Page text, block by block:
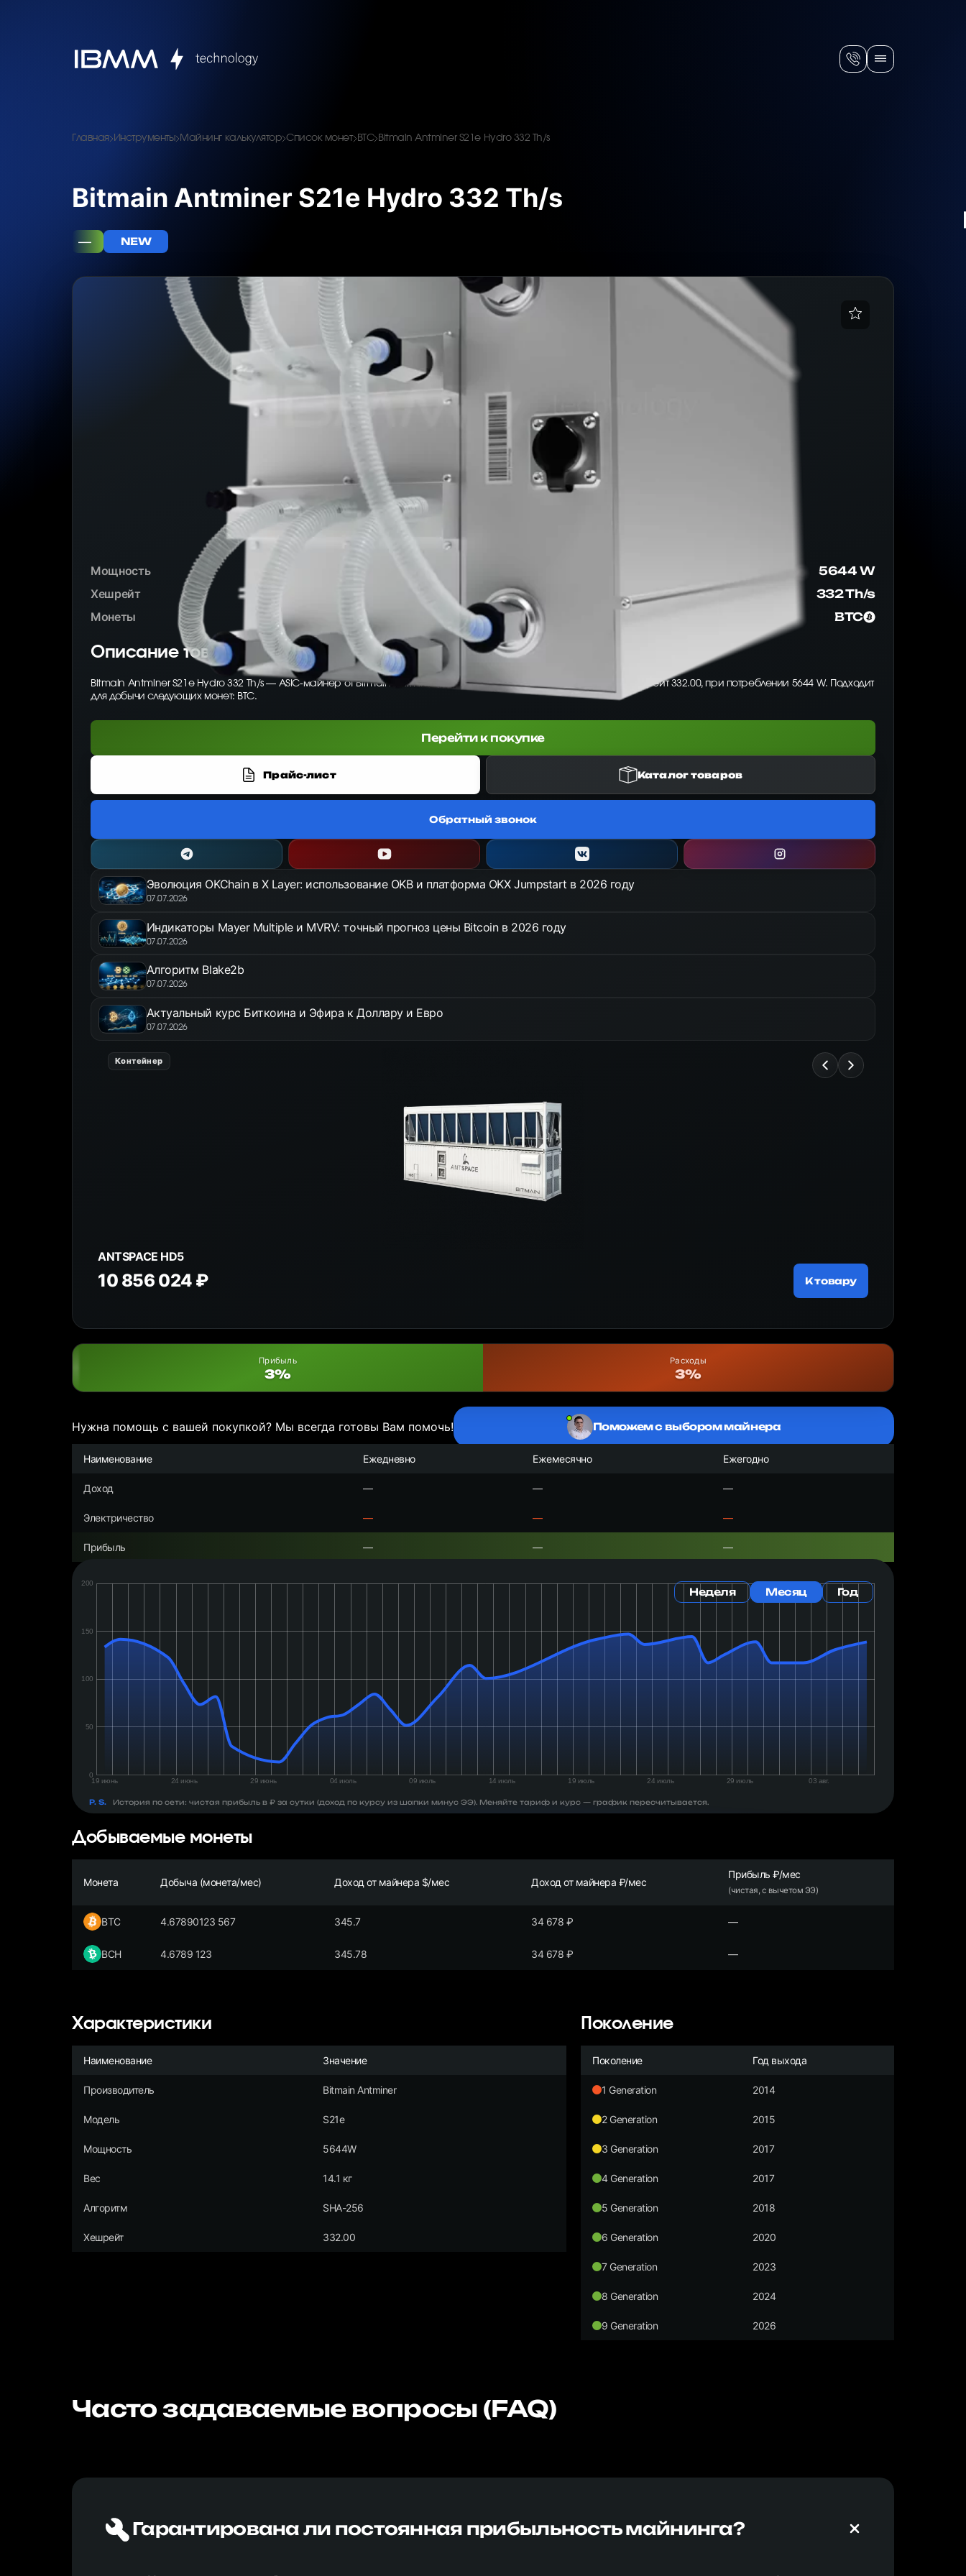
Главная Инструменты Майнинг калькулятор Список монет BTC Bitmain Antminer S21e Hydro 332 Th/s
Bitmain Antminer S21e Hydro 332 Th/s
— NEW
Мощность
5644 W
Хешрейт
332 Th/s
Монеты
BTC
Описание товара
Bitmain Antminer S21e Hydro 332 Th/s — ASIC-майнер от Bitmain Antminer для алгоритма SHA-256. Обеспечивает хешрейт 332.00, при потреблении 5644 W. Подходит
для добычи следующих монет: BTC.
Перейти к покупке
Прайс-лист Каталог товаров
Обратный звонок
Эволюция OKChain в X Layer: использование OKB и платформа OKX Jumpstart в 2026 году
07.07.2026
Индикаторы Mayer Multiple и MVRV: точный прогноз цены Bitcoin в 2026 году
07.07.2026
Алгоритм Blake2b
07.07.2026
Актуальный курс Биткоина и Эфира к Доллару и Евро
07.07.2026
Контейнер
ANTSPACE HD5
10 856 024 ₽ К товару
Прибыль
3%
Расходы
3%
Нужна помощь с вашей покупкой? Мы всегда готовы Вам помочь! Поможем с выбором майнера
Наименование Ежедневно Ежемесячно Ежегодно
Доход — — —
Электричество — — —
Прибыль — — —
Дата:
Неделя Месяц Год
P. S. История по сети: чистая прибыль в ₽ за сутки (доход по курсу из шапки минус ЭЭ). Меняйте тариф и курс — график пересчитывается.
Добываемые монеты
Монета Добыча (монета/мес) Доход от майнера $/мес Доход от майнера ₽/мес
Прибыль ₽/мес
(чистая, с вычетом ЭЭ)
BTC 4.67890123 567 345.7 34 678 ₽ —
BCH 4.6789 123 345.78 34 678 ₽ —
Характеристики
Наименование Значение
Производитель Bitmain Antminer
Модель S21e
Мощность 5644W
Вес 14.1 кг
Алгоритм SHA-256
Хешрейт 332.00
Поколение
Поколение Год выхода
1 Generation 2014
2 Generation 2015
3 Generation 2017
4 Generation 2017
5 Generation 2018
6 Generation 2020
7 Generation 2023
8 Generation 2024
9 Generation 2026
Часто задаваемые вопросы (FAQ)
Гарантирована ли постоянная прибыльность майнинга?